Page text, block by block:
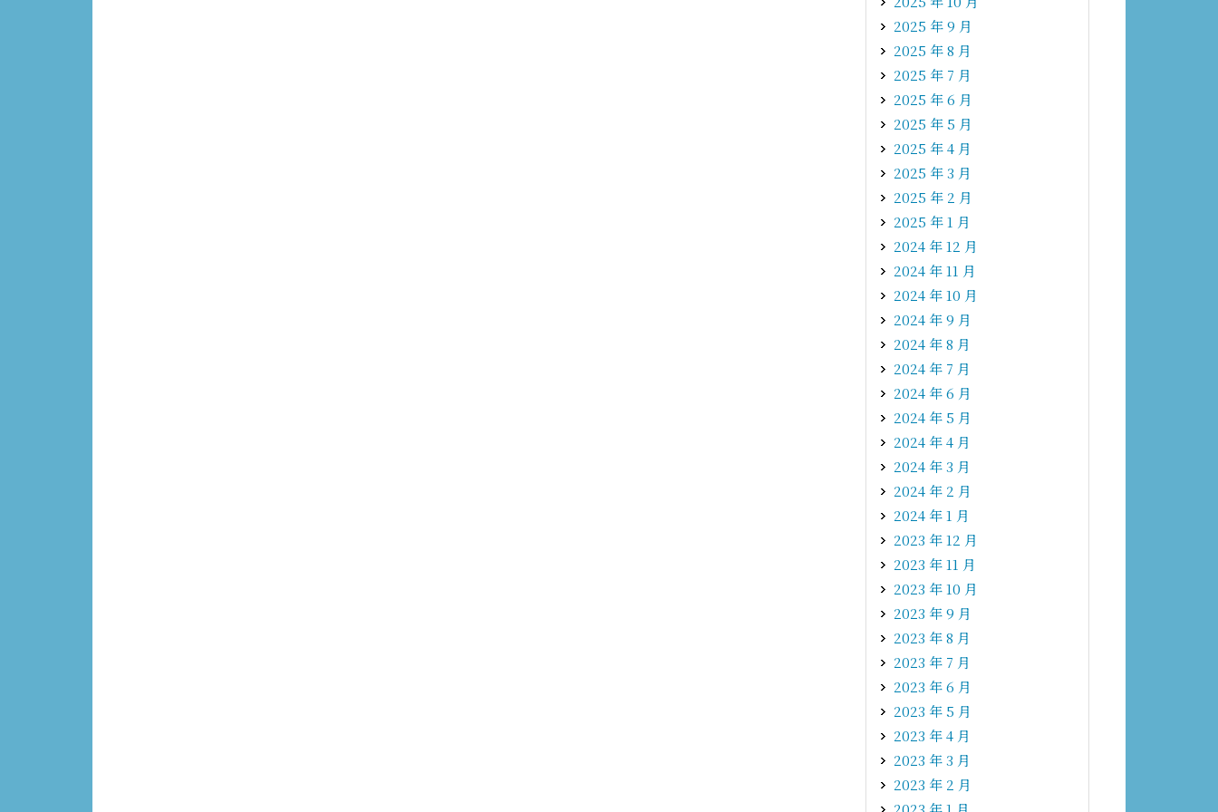
2025 年 9 月
2025 年 8 月
2025 年 7 月
2025 年 6 月
2025 年 5 月
2025 年 4 月
2025 年 3 月
2025 年 2 月
2025 年 1 月
2024 年 12 月
2024 年 11 月
2024 年 10 月
2024 年 9 月
2024 年 8 月
2024 年 7 月
2024 年 6 月
2024 年 5 月
2024 年 4 月
2024 年 3 月
2024 年 2 月
2024 年 1 月
2023 年 12 月
2023 年 11 月
2023 年 10 月
2023 年 9 月
2023 年 8 月
2023 年 7 月
2023 年 6 月
2023 年 5 月
2023 年 4 月
2023 年 3 月
2023 年 2 月